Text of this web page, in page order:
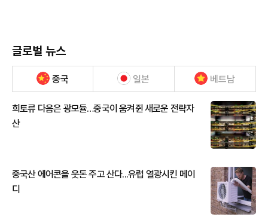
글로벌 뉴스
중국 일본 베트남
희토류 다음은 광모듈…중국이 움켜쥔 새로운 전략자
산
중국산 에어콘을 웃돈 주고 산다...유럽 열광시킨 메이
디